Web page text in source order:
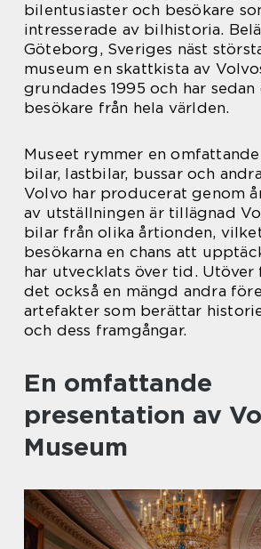
bilentusiaster och besökare
intresserade av bilhistoria.
Göteborg, Sveriges näst
museum en skattkista av
grundades 1995 och har
besökare från hela världen.
Museet rymmer en
bilar, lastbilar, bussar och
Volvo har producerat genom
av utställningen är tillägnad
bilar från olika årtionden,
besökarna en chans att
har utvecklats över tid. Utöver
det också en mängd andra
artefakter som berättar
och dess framgångar.
En omfattande
presentation av
Museum